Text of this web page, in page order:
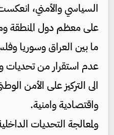
السياسي والأمني،
على معظم دول المنطقة
ما بين العراق وسوريا
عدم استقرار من تحديات
الى التركيز على الأمن
واقتصادية وامنية.
ولمعالجة التحديات